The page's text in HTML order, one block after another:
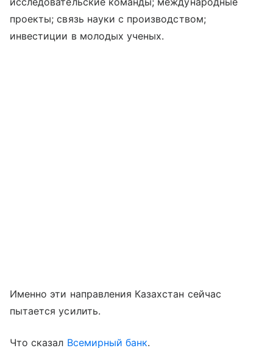
проекты; связь науки с производством;
инвестиции в молодых ученых.
Именно эти направления Казахстан сейчас
пытается усилить.
Что сказал Всемирный банк.